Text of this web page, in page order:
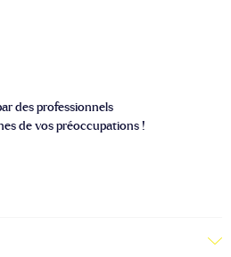
des professionnels
de vos préoccupations !